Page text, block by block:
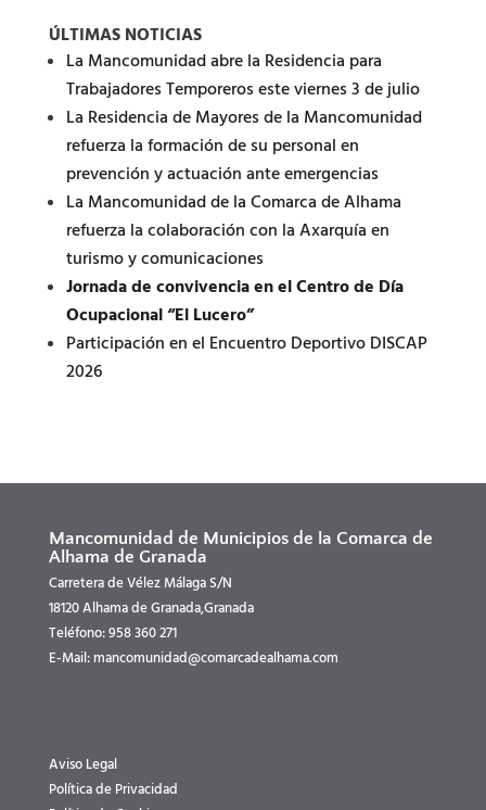
ÚLTIMAS NOTICIAS
La Mancomunidad abre la Residencia para
Trabajadores Temporeros este viernes 3 de julio
La Residencia de Mayores de la Mancomunidad
refuerza la formación de su personal en
prevención y actuación ante emergencias
La Mancomunidad de la Comarca de Alhama
refuerza la colaboración con la Axarquía en
turismo y comunicaciones
Jornada de convivencia en el Centro de Día
Ocupacional “El Lucero”
Participación en el Encuentro Deportivo DISCAP
2026
Mancomunidad de Municipios de la Comarca de
Alhama de Granada
Carretera de Vélez Málaga S/N
18120 Alhama de Granada,Granada
Teléfono: 958 360 271
E-Mail: mancomunidad@comarcadealhama.com
Aviso Legal
Política de Privacidad